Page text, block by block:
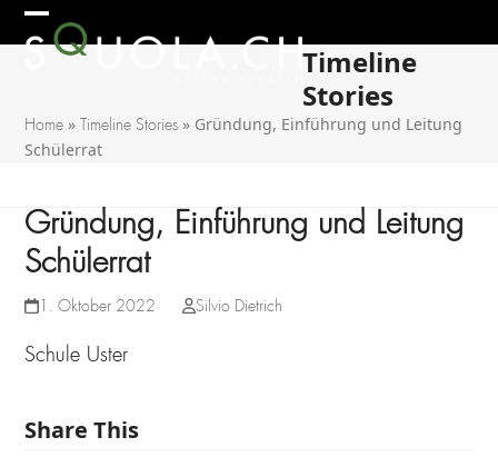
Skip
to Open
menu
Close
menu
Timeline
Stories
Home » Timeline Stories » Gründung, Einführung und Leitung
Schülerrat
Gründung, Einführung und Leitung
Schülerrat
1. Oktober 2022 Silvio Dietrich
Schule Uster
Share This